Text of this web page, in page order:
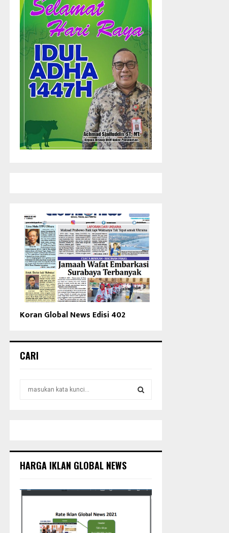
Koran Global News Edisi 402
CARI
r
A
C
HARGA IKLAN GLOBAL NEWS